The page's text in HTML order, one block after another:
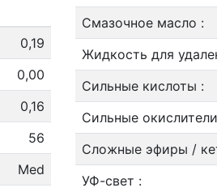
0,19
0,00
0,16
56
Med
Смазочное масло :
Жидкость для
Сильные кислоты :
Сильные окислители
Сложные эфиры /
УФ-свет :